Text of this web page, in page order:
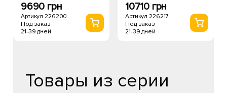
9690 грн
Артикул 226200
Под заказ
21-39 дней
10710 грн
Артикул 226217
Под заказ
21-39 дней
Товары из серии